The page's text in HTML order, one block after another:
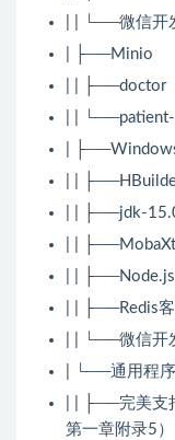
| | └──微信开
| ├──Minio
| | ├──doctor
| |
|
| |
| | ├──jdk-
| |
| |
| | ├──Redis
| | └──微信开
| └──通用程序
| | ├──完美支
第一章附录5）